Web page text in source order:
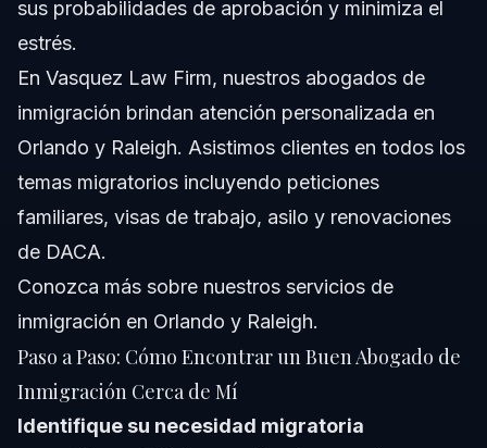
sus probabilidades de aprobación y minimiza el
estrés.
En Vasquez Law Firm, nuestros abogados de
inmigración brindan atención personalizada en
Orlando y Raleigh. Asistimos clientes en todos los
temas migratorios incluyendo peticiones
familiares, visas de trabajo, asilo y renovaciones
de DACA.
Conozca más sobre nuestros servicios de
inmigración en Orlando y Raleigh.
Paso a Paso: Cómo Encontrar un Buen Abogado de
Inmigración Cerca de Mí
Identifique su necesidad migratoria